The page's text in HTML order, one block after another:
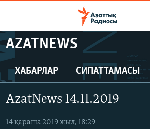
Skip
to
main
content
to
Navigation
САЯСАТ
ҚАҢТАР ОҚИҒАСЫ
АДАМ ҚҰҚЫҚТАРЫ
AZATNEWS
ХАБАРЛАР СИПАТТАМАСЫ
AzatNews 14.11.2019
14 қараша 2019 жыл, 18:29